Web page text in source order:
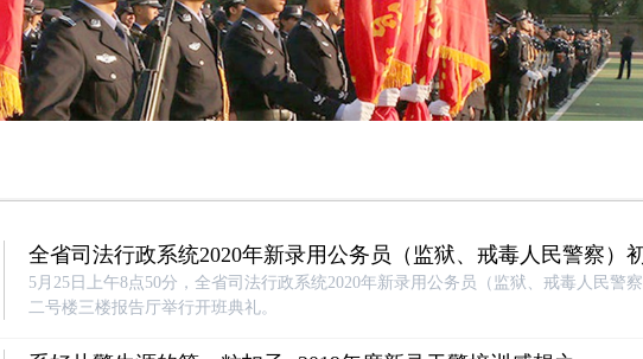
全省司法行政系统2020年新录用公务员（监狱、戒毒人民警察）
典礼
5月25日上午8点50分，全省司法行政系统2020年新录用公务员（监狱、戒毒人民警
二号楼三楼报告厅举行开班典礼。